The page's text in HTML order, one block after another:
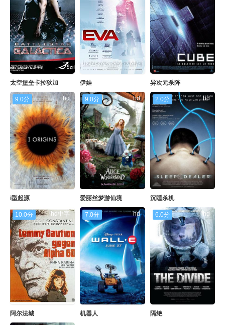
太空堡垒卡拉狄加 伊娃 异次元杀阵
9.0分 hd
i型起源
9.0分 hd
爱丽丝梦游仙境
2.0分 hd
沉睡杀机
10.0分 hd中字
阿尔法城
7.0分 hd
机器人
6.0分 hd
隔绝